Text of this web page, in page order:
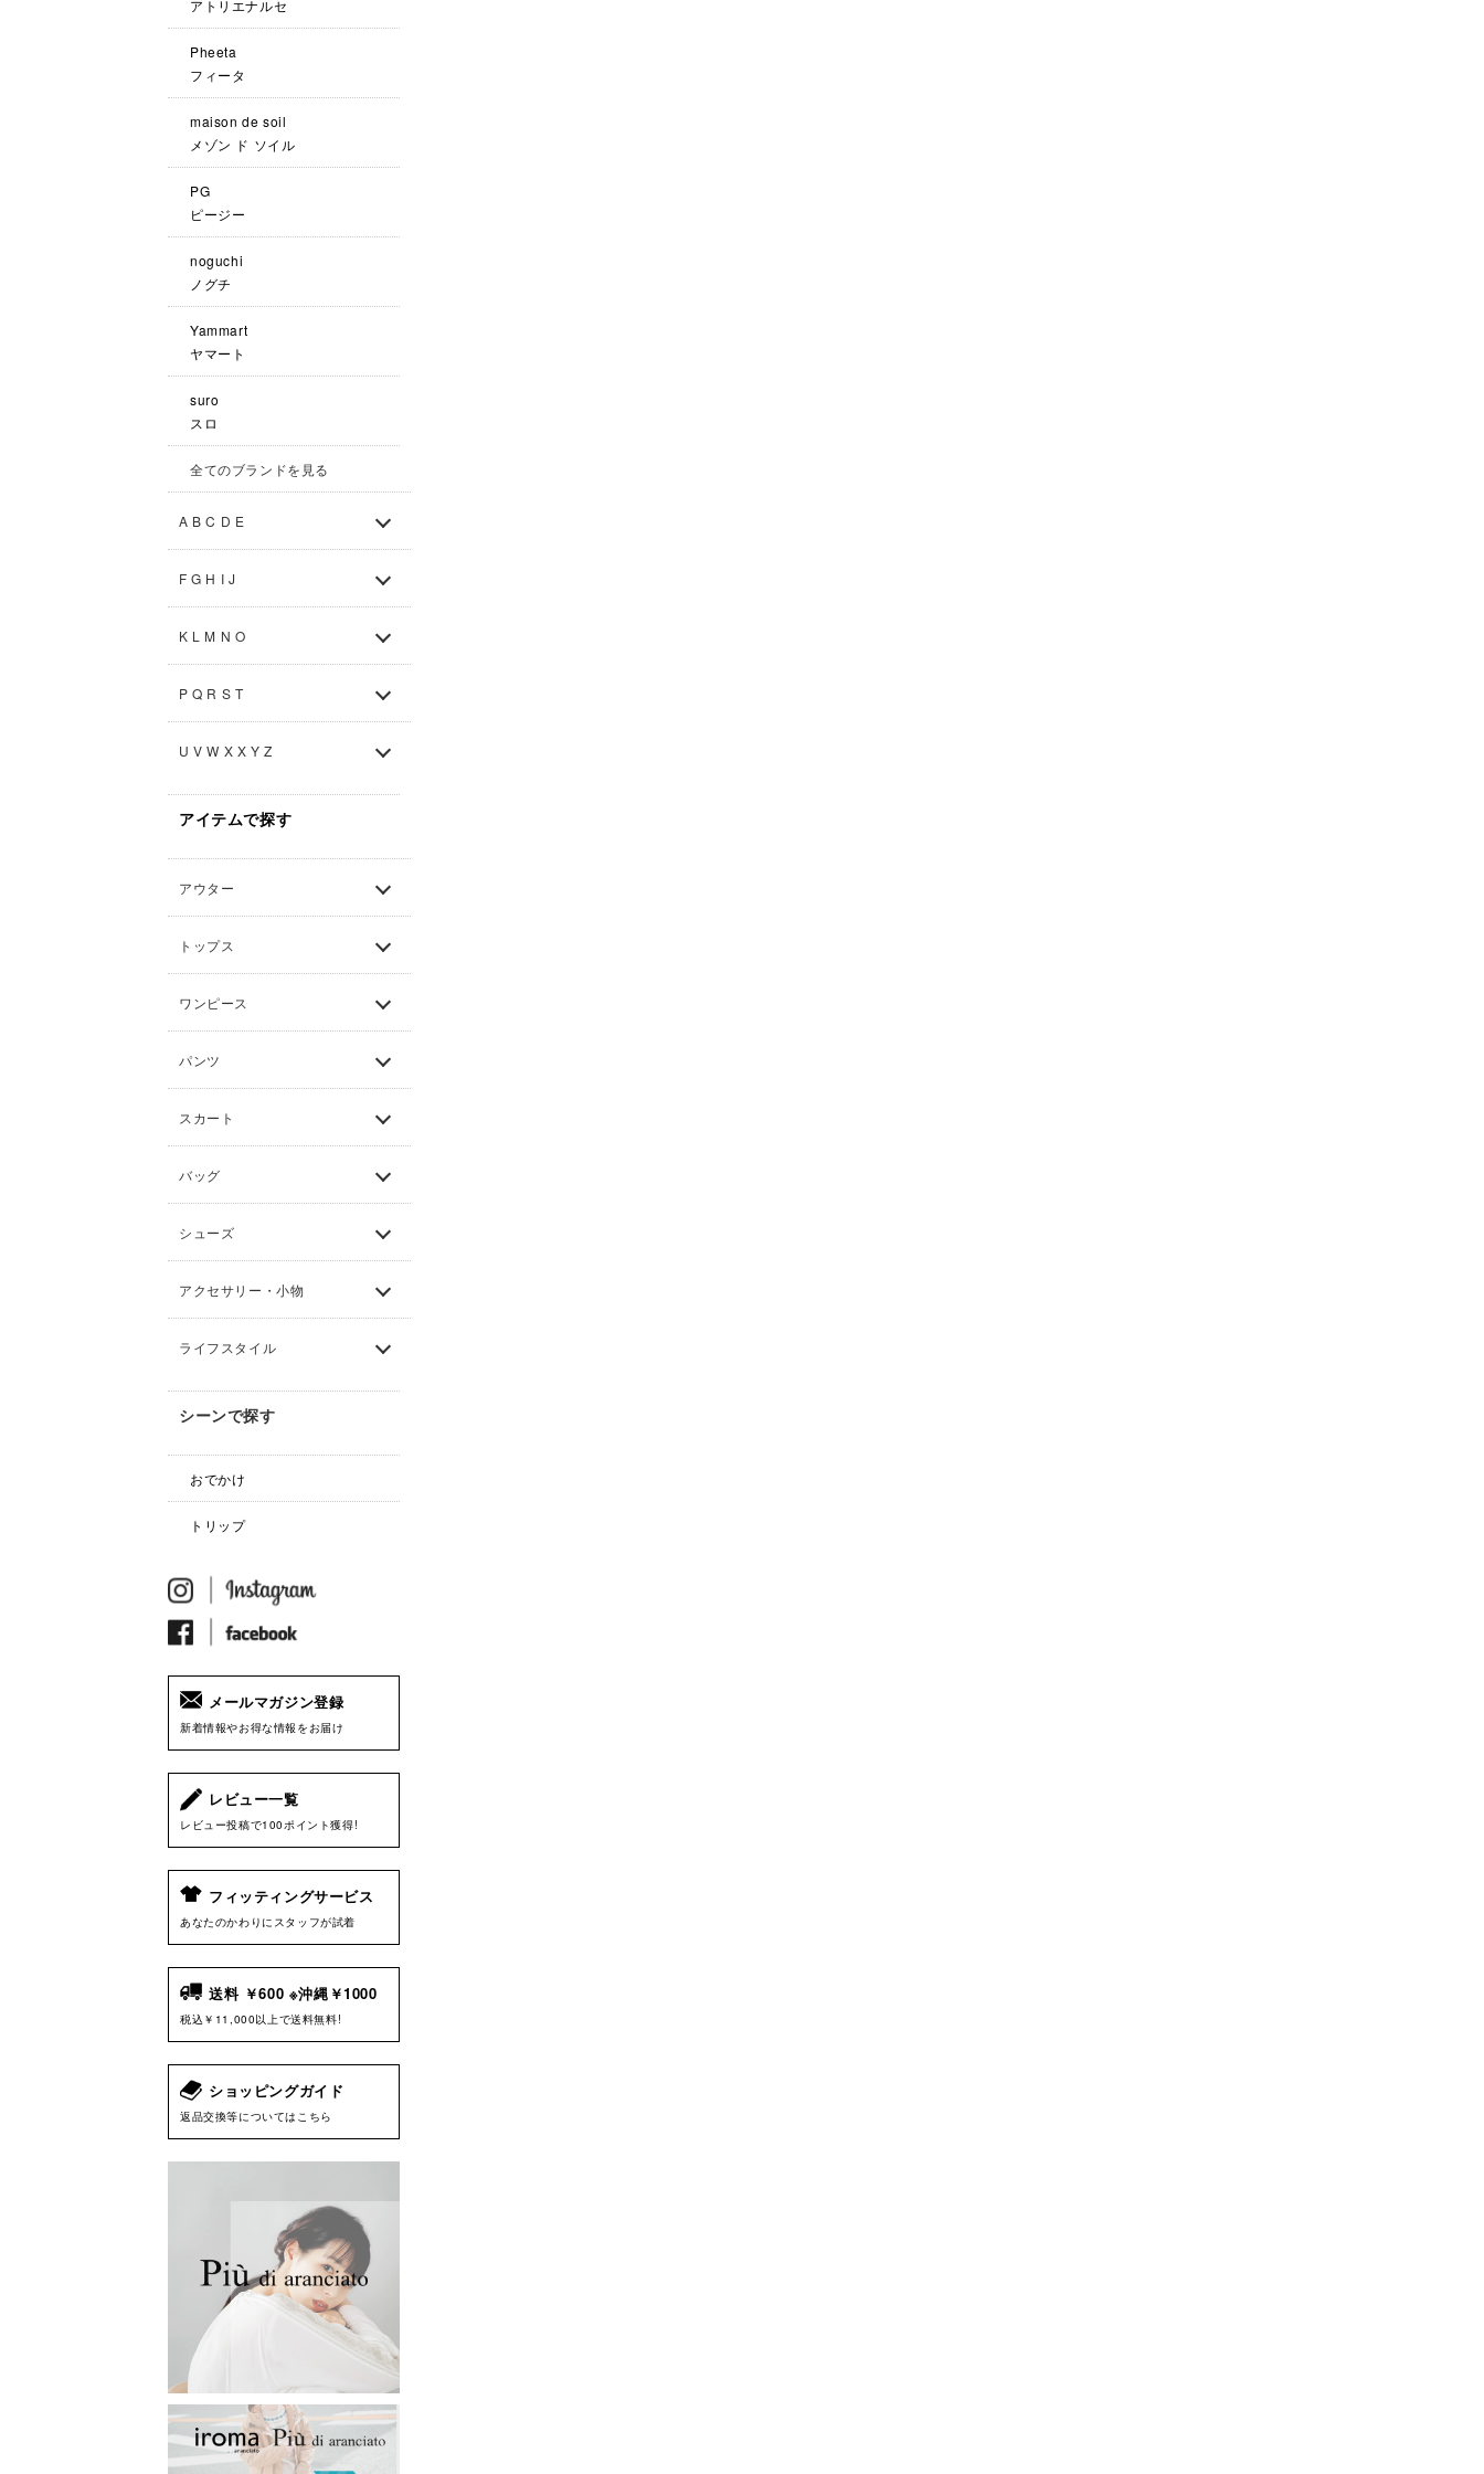
アトリエナルセ
Pheeta
フィータ
maison de soil
メゾン ド ソイル
PG
ピージー
noguchi
ノグチ
Yammart
ヤマート
suro
スロ
全てのブランドを見る
A B C D E
F G H I J
K L M N O
P Q R S T
U V W X X Y Z
アイテムで探す
アウター
トップス
ワンピース
パンツ
スカート
バッグ
シューズ
アクセサリー・小物
ライフスタイル
シーンで探す
おでかけ
トリップ
メールマガジン登録
新着情報やお得な情報をお届け
レビュー一覧
レビュー投稿で100ポイント獲得!
フィッティングサービス
あなたのかわりにスタッフが試着
送料 ￥600 ※沖縄￥1000
税込￥11,000以上で送料無料!
ショッピングガイド
返品交換等についてはこちら